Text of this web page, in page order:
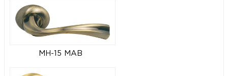
MH-15 MAB